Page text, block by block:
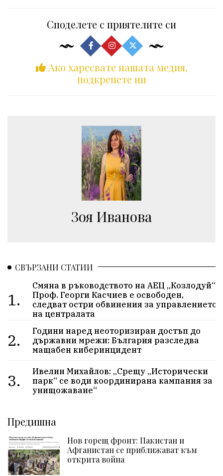
Споделете с приятелите си
Ако харесвате нашата медия,
подкрепете ни
Зоя Иванова
СВЪРЗАНИ СТАТИИ
1.
Смяна в ръководството на АЕЦ „Козлодуй“:
Проф. Георги Касчиев е освободен,
следват остри обвинения за управлението
на централата
2.
Години наред неоторизиран достъп до
държавни мрежи: България разследва
мащабен киберинцидент
3.
Ивелин Михайлов: „Срещу „Исторически
парк“ се води координирана кампания за
унищожаване“
Предишна
Нов горещ фронт: Пакистан и
Афганистан се приближават към
открита война